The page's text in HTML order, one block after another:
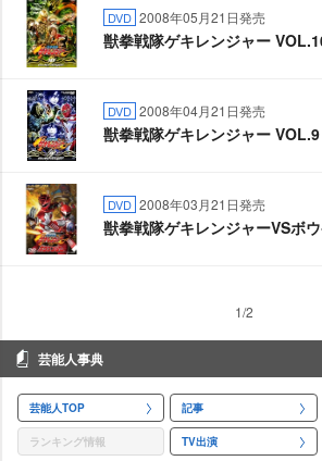
DVD 2008年05月21日発売
獣拳戦隊ゲキレンジャー
DVD 2008年04月21日発売
獣拳戦隊ゲキレンジャー VOL.9
DVD 2008年03月21日発売
獣拳戦隊ゲキレンジャーVSボ
1/2
芸能人事典
芸能人TOP 記事
ランキング情報 TV出演